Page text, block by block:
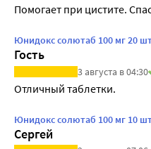
Помогает при цистите.
Юнидокс солютаб 100 мг 20
Гость
3 августа в 04:30
Отличный таблетки.
Юнидокс солютаб 100 мг 10
Сергей